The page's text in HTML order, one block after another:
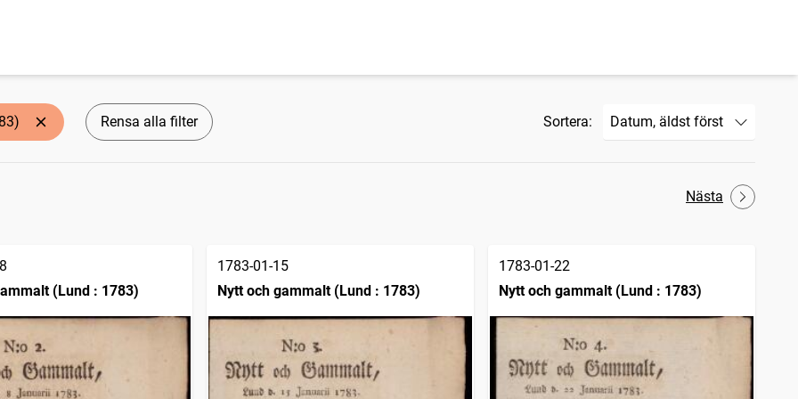
Rensa alla filter Sortera:
Nästa
(Lund : 1783)
1783-01-15
Nytt och gammalt (Lund : 1783)
1783-01-22
Nytt och gammalt (Lund : 1783)